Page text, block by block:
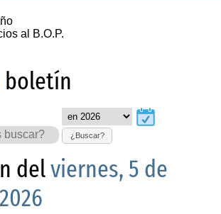
al B.O.P.
boletín
¿Buscar?
delviernes, 5 de